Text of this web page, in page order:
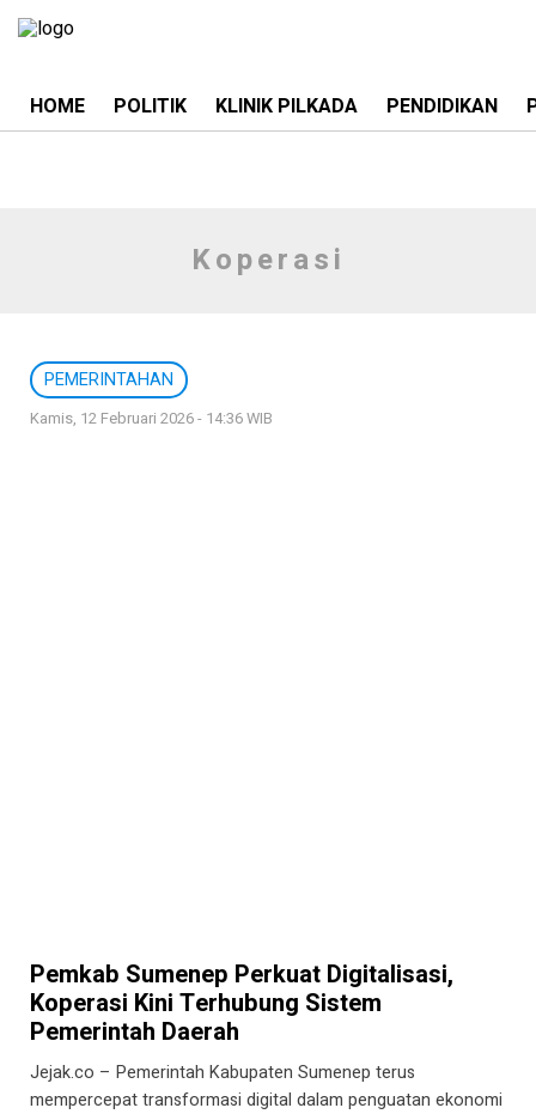
HOME POLITIK KLINIK PILKADA PENDIDIKAN
Koperasi
PEMERINTAHAN
Kamis, 12 Februari 2026 - 14:36 WIB
Pemkab Sumenep Perkuat Digitalisasi,
Koperasi Kini Terhubung Sistem
Pemerintah Daerah
Jejak.co – Pemerintah Kabupaten Sumenep terus
mempercepat transformasi digital dalam penguatan ekonomi